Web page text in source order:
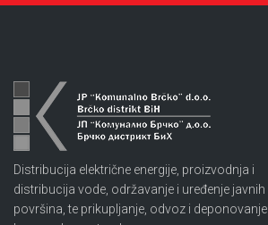
Distribucija električne energije, proizvodnja i
distribucija vode, održavanje i uređenje javnih
površina, te prikupljanje, odvoz i deponovanje